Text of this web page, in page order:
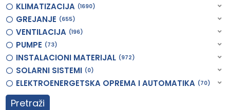
KLIMATIZACIJA 1690
GREJANJE 655
VENTILACIJA 196
PUMPE 73
INSTALACIONI MATERIJAL 972
SOLARNI SISTEMI 0
ELEKTROENERGETSKA OPREMA I AUTOMATIKA 70
Pretraži